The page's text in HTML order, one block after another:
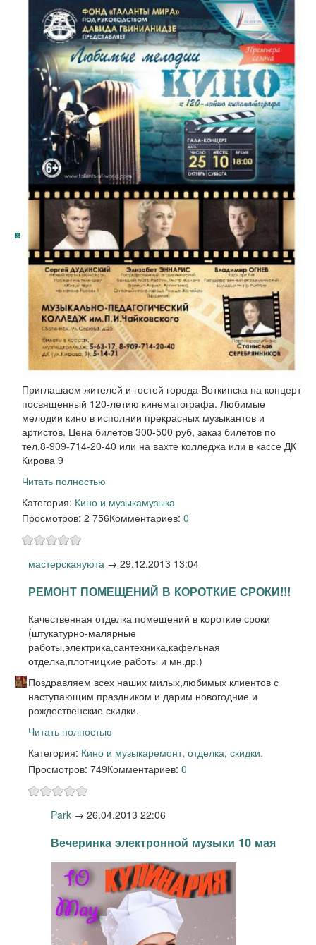
Приглашаем жителей и гостей города Воткинска на концерт
посвященный 120-летию кинематографа. Любимые
мелодии кино в исполнии прекрасных музыкантов и
артистов. Цена билетов 300-500 руб, заказ билетов по
тел.8-909-714-20-40 или на вахте колледжа или в кассе ДК
Кирова 9
Читать полностью
Категория: Кино и музыкамузыка
Просмотров: 2 756Комментариев: 0
мастерскаяуюта → 29.12.2013 13:04
РЕМОНТ ПОМЕЩЕНИЙ В КОРОТКИЕ СРОКИ!!!
Качественная отделка помещений в короткие сроки
(штукатурно-малярные
работы,электрика,сантехника,кафельная
отделка,плотницкие работы и мн.др.)
Поздравляем всех наших милых,любимых клиентов с
наступающим праздником и дарим новогодние и
рождественские скидки.
Читать полностью
Категория: Кино и музыкаремонт, отделка, скидки.
Просмотров: 749Комментариев: 0
Park → 26.04.2013 22:06
Вечеринка электронной музыки 10 мая